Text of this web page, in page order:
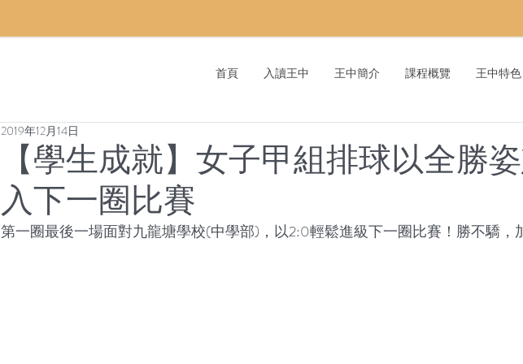
首頁 入讀王中 王中簡介 課程概覽 王中特色
【學生成就】女子甲組排球以全勝
入下一圈比賽
2019年12月14日
第一圈最後一場面對九龍塘學校(中學部)，以2:0輕鬆進級下一圈比賽！勝不驕，